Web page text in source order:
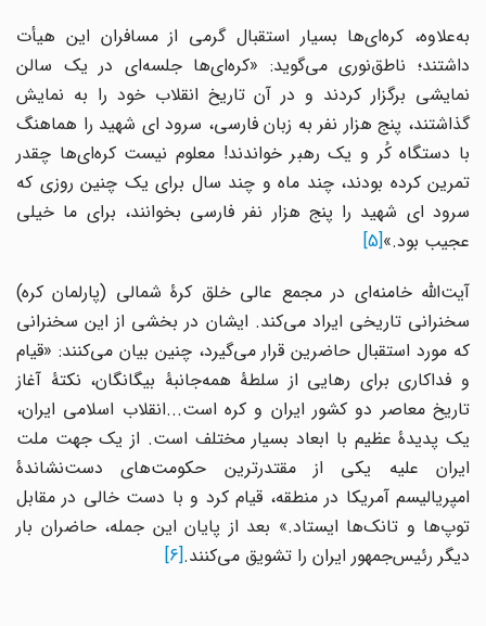
به‌علاوه، کره‌ای‌ها بسیار استقبال گرمی از مسافران این هیأت
داشتند؛ ناطق‌نوری می‌گوید: «کره‌ای‌ها جلسه‌ای در یک سالن
نمایشی برگزار کردند و در آن تاریخ انقلاب خود را به نمایش
گذاشتند، پنج هزار نفر به زبان فارسی، سرود ای شهید را هماهنگ
با دستگاه کُر و یک رهبر خواندند! معلوم نیست کره‌ای‌ها چقدر
تمرین کرده بودند، چند ماه و چند سال برای یک چنین روزی که
سرود ای شهید را پنج هزار نفر فارسی بخوانند، برای ما خیلی
عجیب بود.»[5]
آیت‌الله خامنه‌ای در مجمع عالی خلق کرۀ شمالی (پارلمان کره)
سخنرانی تاریخی ایراد می‌کند. ایشان در بخشی از این سخنرانی
که مورد استقبال حاضرین قرار می‌گیرد، چنین بیان می‌کنند: «قیام
و فداکاری برای رهایی از سلطۀ همه‌جانبۀ بیگانگان، نکتۀ آغاز
تاریخ معاصر دو کشور ایران و کره است...انقلاب اسلامی ایران،
یک پدیدۀ عظیم با ابعاد بسیار مختلف است. از یک جهت ملت
ایران علیه یکی از مقتدرترین حکومت‌های دست‌نشاندۀ
امپریالیسم آمریکا در منطقه، قیام کرد و با دست خالی در مقابل
توپ‌ها و تانک‌ها ایستاد.» بعد از پایان این جمله، حاضران بار
دیگر رئیس‌جمهور ایران را تشویق می‌کنند.[6]